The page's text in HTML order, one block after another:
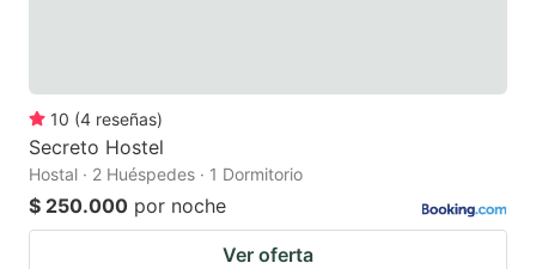
10 (4 reseñas)
Secreto Hostel
Hostal · 2 Huéspedes · 1 Dormitorio
$ 250.000 por noche
Ver oferta